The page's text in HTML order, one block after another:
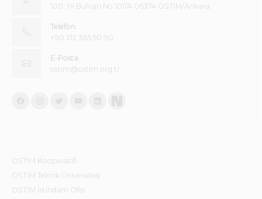
100. Yıl Bulvarı No:101/A 06374 OSTİM/Ankara
Telefon
+90 312 385 50 90
E-Posta
ostim@ostim.org.tr
OSTİM Kooperatifi
OSTİM Teknik Üniversitesi
OSTİM İstihdam Ofisi